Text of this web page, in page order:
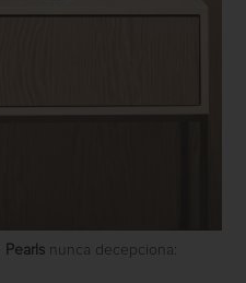
Pearls nunca decepciona: